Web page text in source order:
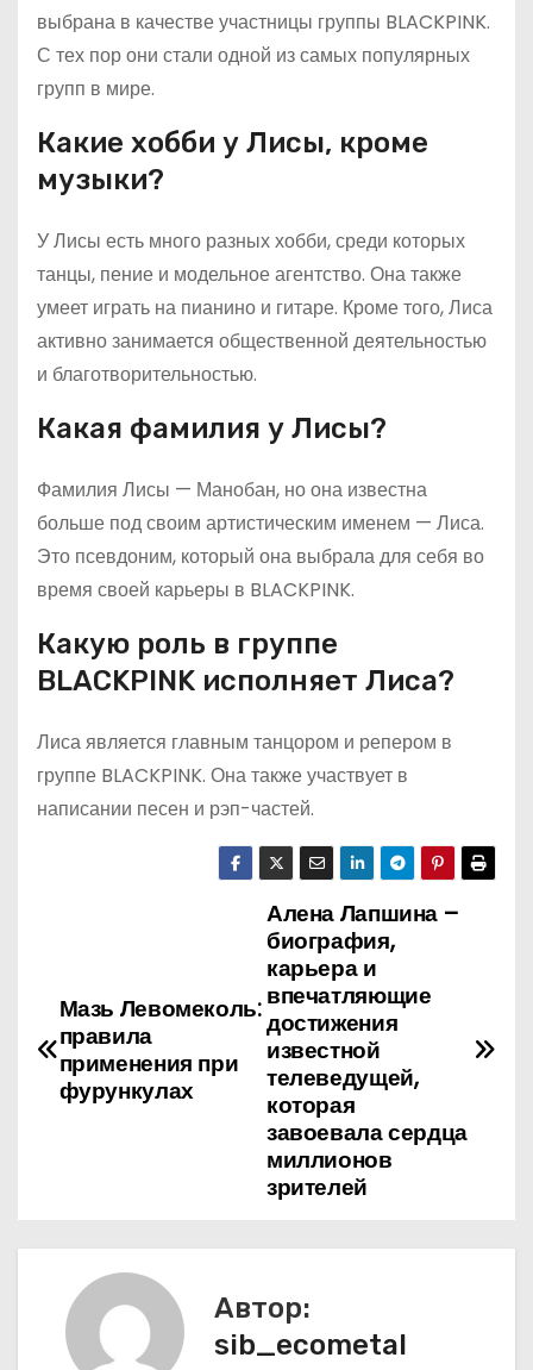
выбрана в качестве участницы группы BLACKPINK.
С тех пор они стали одной из самых популярных
групп в мире.
Какие хобби у Лисы, кроме
музыки?
У Лисы есть много разных хобби, среди которых
танцы, пение и модельное агентство. Она также
умеет играть на пианино и гитаре. Кроме того, Лиса
активно занимается общественной деятельностью
и благотворительностью.
Какая фамилия у Лисы?
Фамилия Лисы — Манобан, но она известна
больше под своим артистическим именем — Лиса.
Это псевдоним, который она выбрала для себя во
время своей карьеры в BLACKPINK.
Какую роль в группе
BLACKPINK исполняет Лиса?
Лиса является главным танцором и репером в
группе BLACKPINK. Она также участвует в
написании песен и рэп-частей.
и
Алена Лапшина –
биография,
карьера и
впечатляющие
достижения
известной
телеведущей,
которая
завоевала сердца
миллионов
зрителей
Мазь Левомеколь:
правила
применения при
фурункулах
Автор:
sib_ecometal